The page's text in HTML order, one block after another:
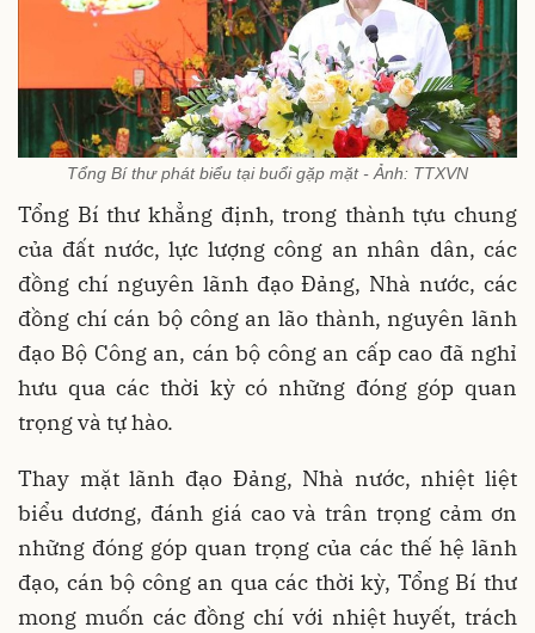
Tổng Bí thư phát biểu tại buổi gặp mặt - Ảnh: TTXVN
Tổng Bí thư khẳng định, trong thành tựu chung
của đất nước, lực lượng công an nhân dân, các
đồng chí nguyên lãnh đạo Đảng, Nhà nước, các
đồng chí cán bộ công an lão thành, nguyên lãnh
đạo Bộ Công an, cán bộ công an cấp cao đã nghỉ
hưu qua các thời kỳ có những đóng góp quan
trọng và tự hào.
Thay mặt lãnh đạo Đảng, Nhà nước, nhiệt liệt
biểu dương, đánh giá cao và trân trọng cảm ơn
những đóng góp quan trọng của các thế hệ lãnh
đạo, cán bộ công an qua các thời kỳ, Tổng Bí thư
mong muốn các đồng chí với nhiệt huyết, trách